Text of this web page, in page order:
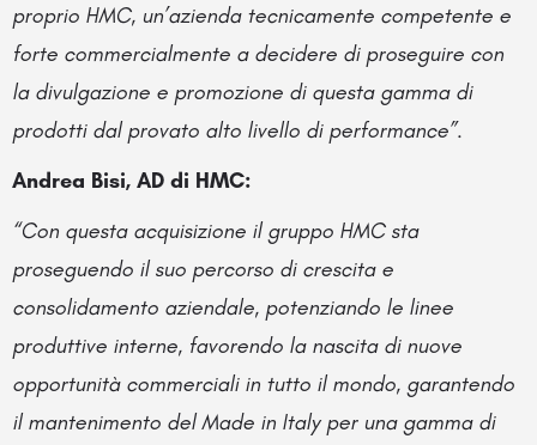
proprio HMC, un’azienda tecnicamente competente e
forte commercialmente a decidere di proseguire con
la divulgazione e promozione di questa gamma di
prodotti dal provato alto livello di performance”.
Andrea Bisi, AD di HMC:
“Con questa acquisizione il gruppo HMC sta
proseguendo il suo percorso di crescita e
consolidamento aziendale, potenziando le linee
produttive interne, favorendo la nascita di nuove
opportunità commerciali in tutto il mondo, garantendo
il mantenimento del Made in Italy per una gamma di